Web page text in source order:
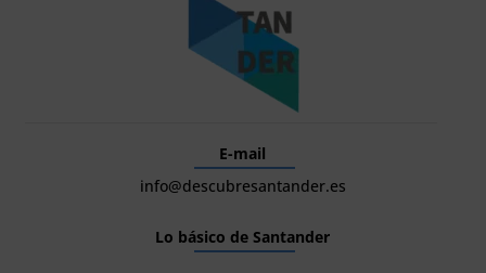
E-mail
info@descubresantander.es
Lo básico de Santander